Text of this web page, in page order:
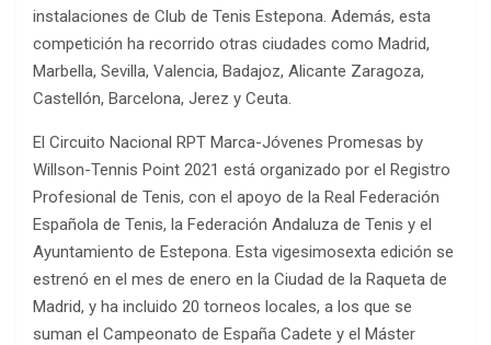
instalaciones de Club de Tenis Estepona. Además, esta
competición ha recorrido otras ciudades como Madrid,
Marbella, Sevilla, Valencia, Badajoz, Alicante Zaragoza,
Castellón, Barcelona, Jerez y Ceuta.
El Circuito Nacional RPT Marca-Jóvenes Promesas by
Willson-Tennis Point 2021 está organizado por el Registro
Profesional de Tenis, con el apoyo de la Real Federación
Española de Tenis, la Federación Andaluza de Tenis y el
Ayuntamiento de Estepona. Esta vigesimosexta edición se
estrenó en el mes de enero en la Ciudad de la Raqueta de
Madrid, y ha incluido 20 torneos locales, a los que se
suman el Campeonato de España Cadete y el Máster